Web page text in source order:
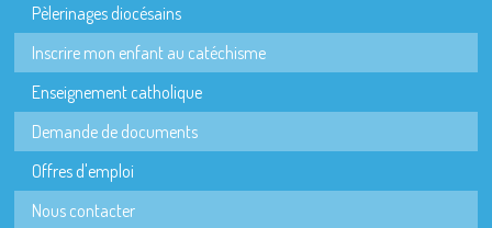
Pèlerinages diocésains
Inscrire mon enfant au catéchisme
Enseignement catholique
Demande de documents
Offres d'emploi
Nous contacter